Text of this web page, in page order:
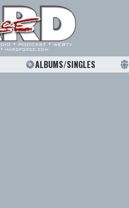
ALBUMS/SINGLES